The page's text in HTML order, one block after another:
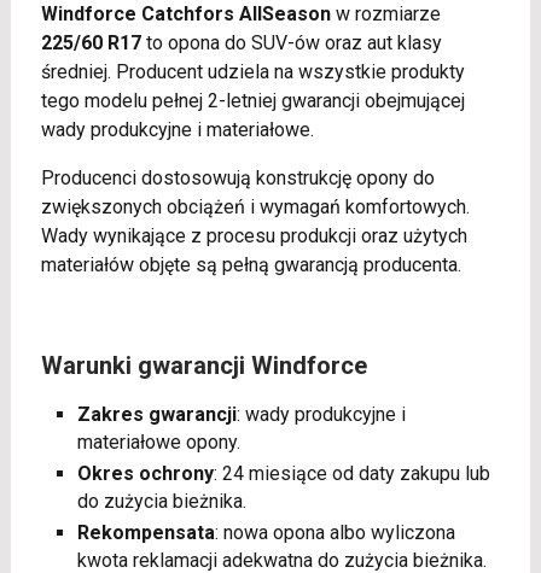
Windforce Catchfors AllSeasonw rozmiarze
225/60 R17to opona do SUV-ów oraz aut klasy
średniej. Producent udziela na wszystkie produkty
tego modelu pełnej 2-letniej gwarancji obejmującej
wady produkcyjne i materiałowe.
Producenci dostosowują konstrukcję opony do
zwiększonych obciążeń i wymagań komfortowych.
Wady wynikające z procesu produkcji oraz użytych
materiałów objęte są pełną gwarancją producenta.
Warunki gwarancji Windforce
Zakres gwarancji: wady produkcyjne i
materiałowe opony.
Okres ochrony: 24 miesiące od daty zakupu lub
do zużycia bieżnika.
Rekompensata: nowa opona albo wyliczona
kwota reklamacji adekwatna do zużycia bieżnika.